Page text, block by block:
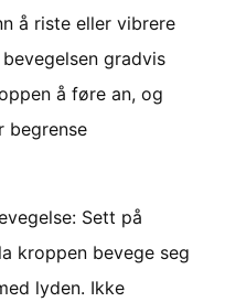
å riste eller vibrere
gradvis
å føre an, og
begrense
Sett på
kroppen bevege seg
lyden. Ikke